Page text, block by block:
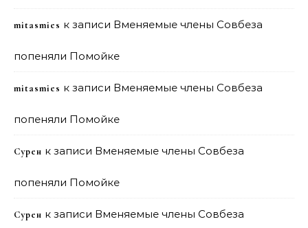
mitasmies к записи Вменяемые члены Совбеза
попеняли Помойке
mitasmies к записи Вменяемые члены Совбеза
попеняли Помойке
Сурен к записи Вменяемые члены Совбеза
попеняли Помойке
Сурен к записи Вменяемые члены Совбеза